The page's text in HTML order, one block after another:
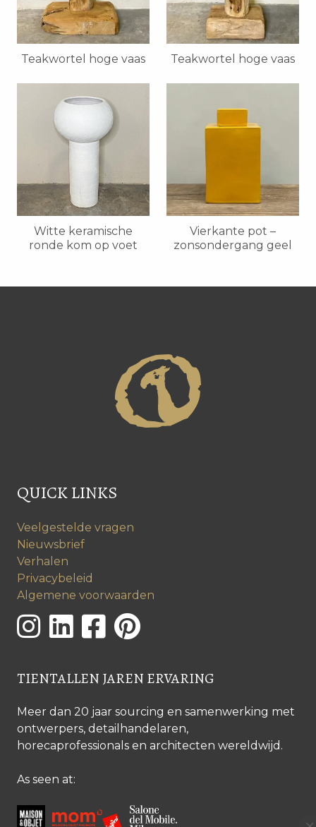
Teakwortel hoge vaas Teakwortel hoge vaas
Witte keramische
ronde kom op voet
Vierkante pot –
zonsondergang geel
QUICK LINKS
Veelgestelde vragen
Nieuwsbrief
Verhalen
Privacybeleid
Algemene voorwaarden
TIENTALLEN JAREN ERVARING
Meer dan 20 jaar sourcing en samenwerking met
ontwerpers, detailhandelaren,
horecaprofessionals en architecten wereldwijd.
As seen at: